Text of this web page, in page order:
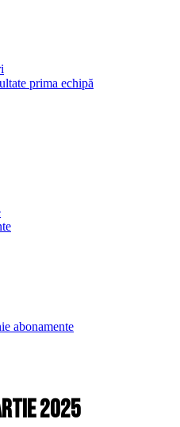
prima echipă
abonamente
2025